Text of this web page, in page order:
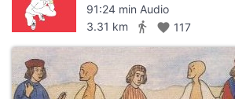
91:24 min Audio
3.31 km
directions_walk favorite 117